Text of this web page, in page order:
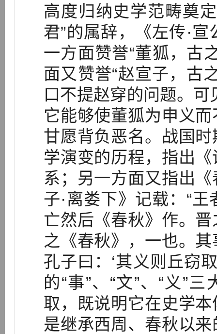
高度归纳史学范畴奠
君”的属辞，《左传·
一方面赞誉“董狐，古
面又赞誉“赵宣子，古
口不提赵穿的问题。可
它能够使董狐为申义
甘愿背负恶名。战国
学演变的历程，指出
系；另一方面又指出
子·离娄下》记载：“
亡然后《春秋》作。
之《春秋》，一也。
孔子曰：‘其义则丘窃
的“事”、“文”、“义”
取，既说明它在史学
是继承西周、春秋以